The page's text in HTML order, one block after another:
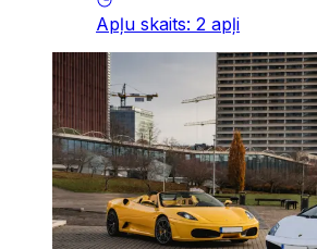
Apļu skaits: 2 apļi